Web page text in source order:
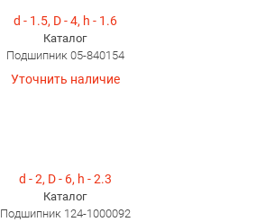
d - 1.5, D - 4, h - 1.6
Каталог
Подшипник 05-840154
Уточнить наличие
d - 2, D - 6, h - 2.3
Каталог
Подшипник 124-1000092